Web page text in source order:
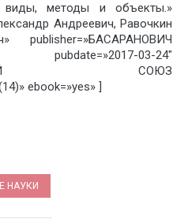
виды, методы и объекты.»
Андреевич, Равочкин
publisher=»БАСАРАНОВИЧ
03-24″
СОЮЗ
ebook=»yes» ]
НАУКИ